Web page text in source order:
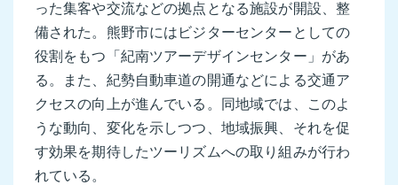
った集客や交流などの拠点となる施設が開設、整
備された。熊野市にはビジターセンターとしての
役割をもつ「紀南ツアーデザインセンター」があ
る。また、紀勢自動車道の開通などによる交通ア
クセスの向上が進んでいる。同地域では、このよ
うな動向、変化を示しつつ、地域振興、それを促
す効果を期待したツーリズムへの取り組みが行わ
れている。